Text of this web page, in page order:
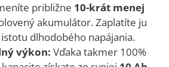
približne 10-krát menej
akumulátor. Zaplatíte ju
dlhodobého napájania.
výkon: Vďaka takmer 100%